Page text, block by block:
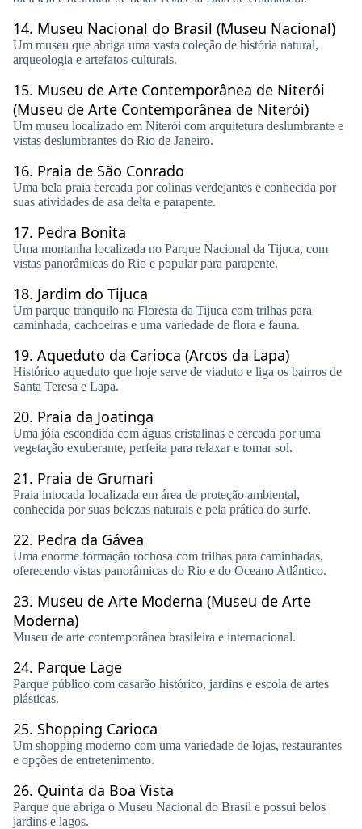
14. Museu Nacional do Brasil (Museu Nacional)
Um museu que abriga uma vasta coleção de história natural,
arqueologia e artefatos culturais.
15. Museu de Arte Contemporânea de Niterói
(Museu de Arte Contemporânea de Niterói)
Um museu localizado em Niterói com arquitetura deslumbrante e
vistas deslumbrantes do Rio de Janeiro.
16. Praia de São Conrado
Uma bela praia cercada por colinas verdejantes e conhecida por
suas atividades de asa delta e parapente.
17. Pedra Bonita
Uma montanha localizada no Parque Nacional da Tijuca, com
vistas panorâmicas do Rio e popular para parapente.
18. Jardim do Tijuca
Um parque tranquilo na Floresta da Tijuca com trilhas para
caminhada, cachoeiras e uma variedade de flora e fauna.
19. Aqueduto da Carioca (Arcos da Lapa)
Histórico aqueduto que hoje serve de viaduto e liga os bairros de
Santa Teresa e Lapa.
20. Praia da Joatinga
Uma jóia escondida com águas cristalinas e cercada por uma
vegetação exuberante, perfeita para relaxar e tomar sol.
21. Praia de Grumari
Praia intocada localizada em área de proteção ambiental,
conhecida por suas belezas naturais e pela prática do surfe.
22. Pedra da Gávea
Uma enorme formação rochosa com trilhas para caminhadas,
oferecendo vistas panorâmicas do Rio e do Oceano Atlântico.
23. Museu de Arte Moderna (Museu de Arte
Moderna)
Museu de arte contemporânea brasileira e internacional.
24. Parque Lage
Parque público com casarão histórico, jardins e escola de artes
plásticas.
25. Shopping Carioca
Um shopping moderno com uma variedade de lojas, restaurantes
e opções de entretenimento.
26. Quinta da Boa Vista
Parque que abriga o Museu Nacional do Brasil e possui belos
jardins e lagos.